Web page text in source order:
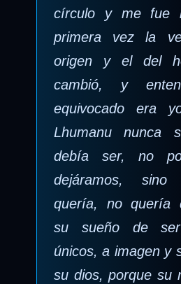
círculo y me fue
primera vez la
origen y el del
cambió, y
equivocado era
Lhumanu nunca
debía ser, no
dejáramos,
quería, no quería
su sueño de ser
únicos, a imagen y
su dios, porque su